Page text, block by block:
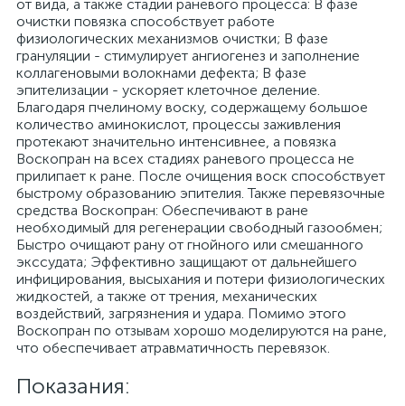
от вида, а также стадии раневого процесса: В фазе
очистки повязка способствует работе
физиологических механизмов очистки; В фазе
грануляции - стимулирует ангиогенез и заполнение
коллагеновыми волокнами дефекта; В фазе
эпителизации - ускоряет клеточное деление.
Благодаря пчелиному воску, содержащему большое
количество аминокислот, процессы заживления
протекают значительно интенсивнее, а повязка
Воскопран на всех стадиях раневого процесса не
прилипает к ране. После очищения воск способствует
быстрому образованию эпителия. Также перевязочные
средства Воскопран: Обеспечивают в ране
необходимый для регенерации свободный газообмен;
Быстро очищают рану от гнойного или смешанного
экссудата; Эффективно защищают от дальнейшего
инфицирования, высыхания и потери физиологических
жидкостей, а также от трения, механических
воздействий, загрязнения и удара. Помимо этого
Воскопран по отзывам хорошо моделируются на ране,
что обеспечивает атравматичность перевязок.
Показания: